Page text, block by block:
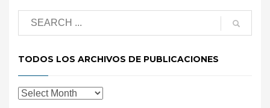
TODOS LOS ARCHIVOS DE PUBLICACIONES